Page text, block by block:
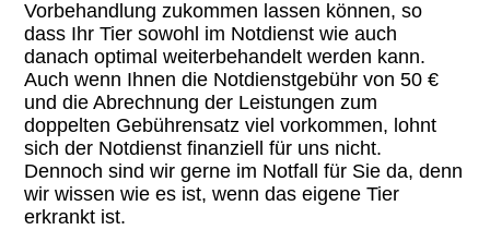
Vorbehandlung zukommen lassen können, so
dass Ihr Tier sowohl im Notdienst wie auch
danach optimal weiterbehandelt werden kann.
Auch wenn Ihnen die Notdienstgebühr von 50 €
und die Abrechnung der Leistungen zum
doppelten Gebührensatz viel vorkommen, lohnt
sich der Notdienst finanziell für uns nicht.
Dennoch sind wir gerne im Notfall für Sie da, denn
wir wissen wie es ist, wenn das eigene Tier
erkrankt ist.